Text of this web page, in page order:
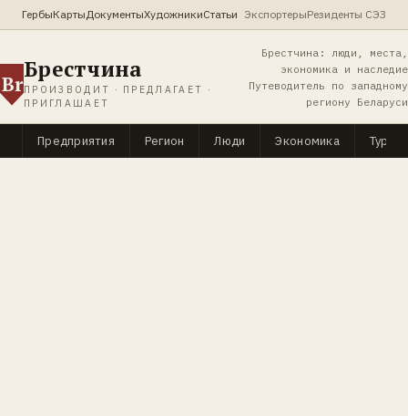
ГербыКартыДокументыХудожникиСтатьи ЭкспортерыРезиденты СЭЗ
Br
Брестчина
ПРОИЗВОДИТ · ПРЕДЛАГАЕТ ·
ПРИГЛАШАЕТ
Брестчина: люди, места,
экономика и наследие
Путеводитель по западному
региону Беларуси
Предприятия Регион Люди Экономика